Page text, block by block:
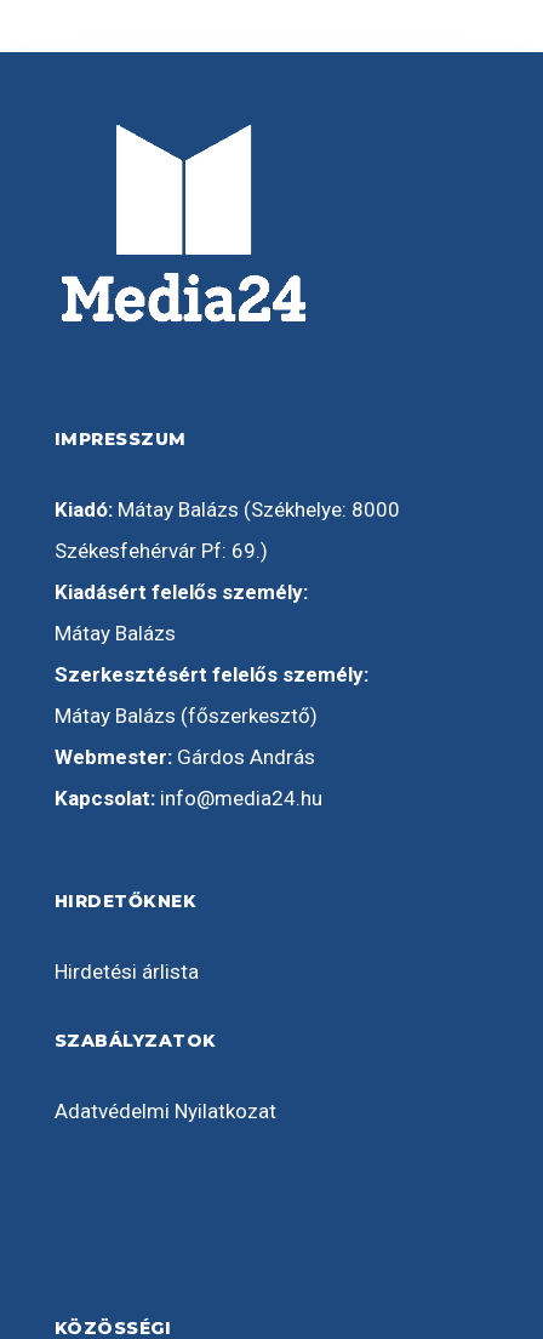
IMPRESSZUM
Kiadó:Mátay Balázs (Székhelye: 8000
Székesfehérvár Pf: 69.)
Kiadásért felelős személy:
Mátay Balázs
Szerkesztésért felelős személy:
Mátay Balázs (főszerkesztő)
Webmester:Gárdos András
Kapcsolat: info@media24.hu
HIRDETŐKNEK
Hirdetési árlista
SZABÁLYZATOK
Adatvédelmi Nyilatkozat
KÖZÖSSÉGI